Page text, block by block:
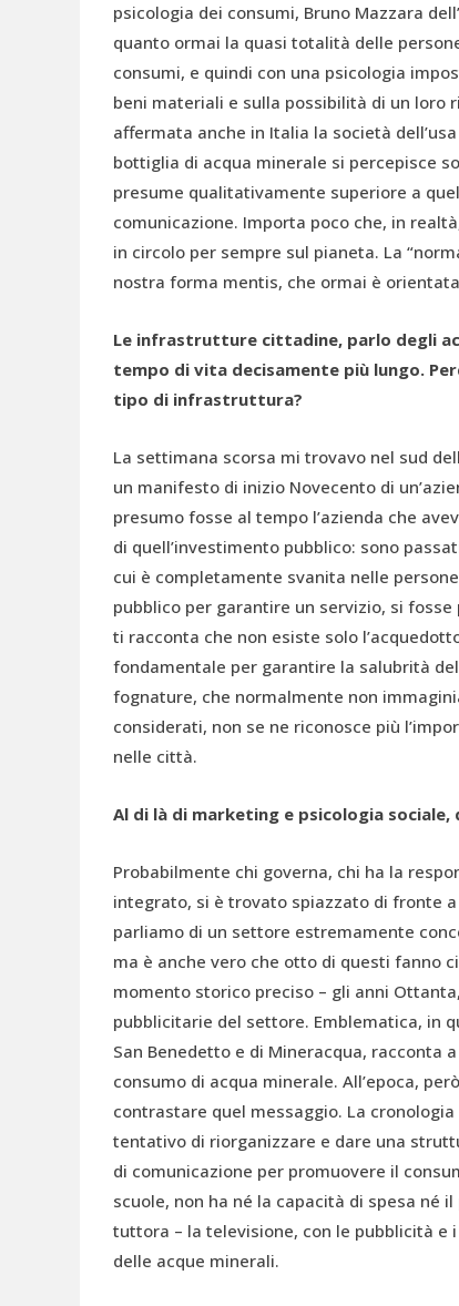
psicologia dei consumi, Bruno Mazzara
quanto ormai la quasi totalità delle
consumi, e quindi con una psicologia
beni materiali e sulla possibilità di un loro
affermata anche in Italia la società
bottiglia di acqua minerale si percepisce
presume qualitativamente superiore a
comunicazione. Importa poco che, in
in circolo per sempre sul pianeta. La
nostra forma mentis, che ormai è
Le infrastrutture cittadine, parlo degli
tempo di vita decisamente più lungo.
tipo di infrastruttura?
La settimana scorsa mi trovavo nel sud
un manifesto di inizio Novecento di
presumo fosse al tempo l’azienda che
di quell’investimento pubblico: sono
cui è completamente svanita nelle
pubblico per garantire un servizio, si
ti racconta che non esiste solo
fondamentale per garantire la salubrità
fognature, che normalmente non
considerati, non se ne riconosce più
nelle città.
Al di là di marketing e psicologia
Probabilmente chi governa, chi ha la
integrato, si è trovato spiazzato di fronte
parliamo di un settore estremamente
ma è anche vero che otto di questi fanno
momento storico preciso – gli anni
pubblicitarie del settore. Emblematica, in
San Benedetto e di Mineracqua, racconta
consumo di acqua minerale. All’epoca,
contrastare quel messaggio. La
tentativo di riorganizzare e dare una
di comunicazione per promuovere il
scuole, non ha né la capacità di spesa né
tuttora – la televisione, con le pubblicità e
delle acque minerali.